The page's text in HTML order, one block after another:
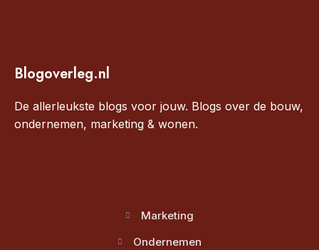
Blogoverleg.nl
De allerleukste blogs voor jouw. Blogs over de bouw,
ondernemen, marketing & wonen.
Marketing
Ondernemen